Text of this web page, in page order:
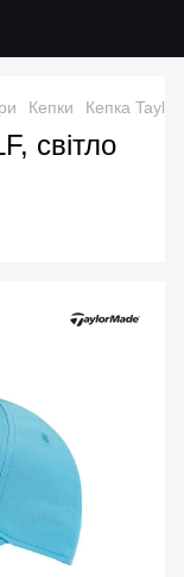
Кепки Кепка
світло